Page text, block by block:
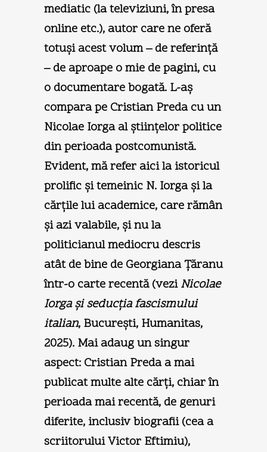
mediatic (la televiziuni, în presa
online etc.), autor care ne oferă
totuşi acest volum – de referinţă
– de aproape o mie de pagini, cu
o documentare bogată. L-aş
compara pe Cristian Preda cu un
Nicolae Iorga al ştiinţelor politice
din perioada postcomunistă.
Evident, mă refer aici la istoricul
prolific şi temeinic N. Iorga şi la
cărţile lui academice, care rămân
şi azi valabile, şi nu la
politicianul mediocru descris
atât de bine de Georgiana Ţăranu
într-o carte recentă (veziNicolae
Iorga şi seducţia fascismului
italian, Bucureşti, Humanitas,
2025). Mai adaug un singur
aspect: Cristian Preda a mai
publicat multe alte cărţi, chiar în
perioada mai recentă, de genuri
diferite, inclusiv biografii (cea a
scriitorului Victor Eftimiu),